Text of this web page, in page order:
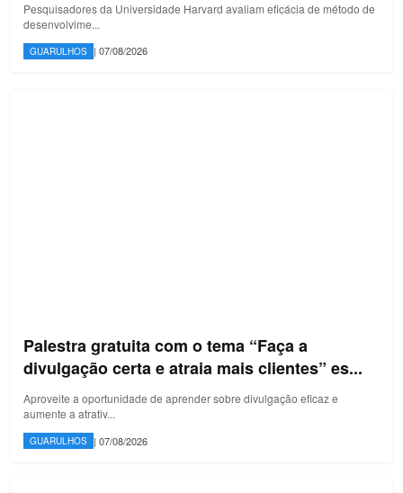
Pesquisadores da Universidade Harvard avaliam eficácia de método de
desenvolvime...
GUARULHOS | 07/08/2026
Palestra gratuita com o tema “Faça a
divulgação certa e atraia mais clientes” es...
Aproveite a oportunidade de aprender sobre divulgação eficaz e
aumente a atrativ...
GUARULHOS | 07/08/2026